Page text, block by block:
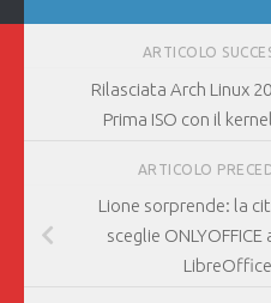
ARTICOLO
Rilasciata Arch Linux
Prima ISO con il
ARTICOLO
Lione sorprende: la
sceglie
LibreOffice